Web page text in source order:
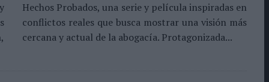
EL PATRIMONIO HISTÓRICO EN ACTIVOS CULTURALES Y ECONÓMICOS
GESTIÓN DE SUS RELACIONES CON LOS MEDIOS
Hechos Probados, una serie y película inspiradas en
conflictos reales que busca mostrar una visión más
cercana y actual de la abogacía. Protagonizada...